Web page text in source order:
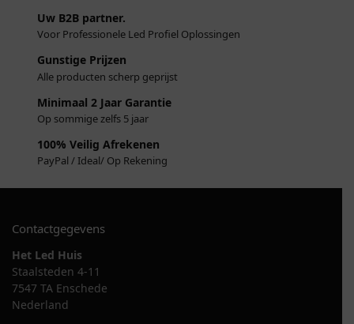
Uw B2B partner.
Voor Professionele Led Profiel Oplossingen
Gunstige Prijzen
Alle producten scherp geprijst
Minimaal 2 Jaar Garantie
Op sommige zelfs 5 jaar
100% Veilig Afrekenen
PayPal / Ideal/ Op Rekening
Contactgegevens
Het Led Huis
Staalsteden 4-11
7547 TA Enschede
Nederland